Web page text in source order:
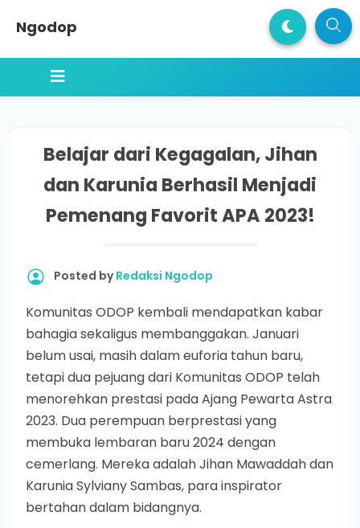
Ngodop
Belajar dari Kegagalan, Jihan
dan Karunia Berhasil Menjadi
Pemenang Favorit APA 2023!
Posted byRedaksi Ngodop
Komunitas ODOP kembali mendapatkan kabar
bahagia sekaligus membanggakan. Januari
belum usai, masih dalam euforia tahun baru,
tetapi dua pejuang dari Komunitas ODOP telah
menorehkan prestasi pada Ajang Pewarta Astra
2023. Dua perempuan berprestasi yang
membuka lembaran baru 2024 dengan
cemerlang. Mereka adalah Jihan Mawaddah dan
Karunia Sylviany Sambas, para inspirator
bertahan dalam bidangnya.